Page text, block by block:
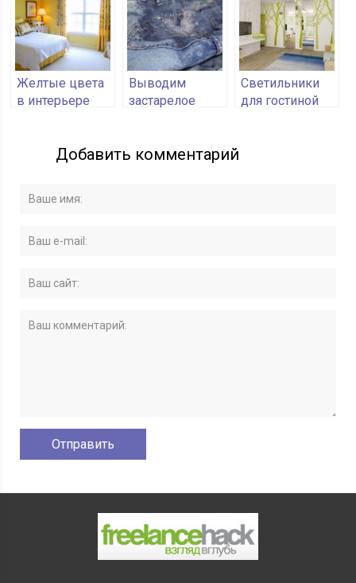
кровати
дух старины в
интерьер
спальни
Желтые цвета
в интерьере
Выводим
застарелое
Светильники
для гостиной
Добавить комментарий